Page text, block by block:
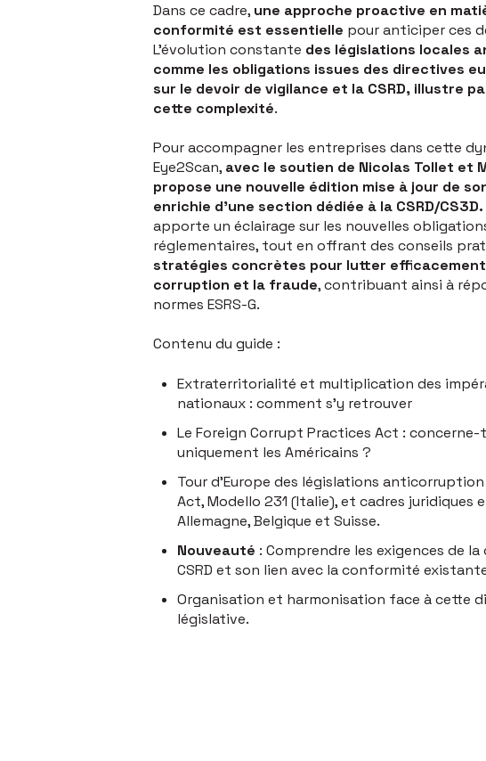
Dans ce cadre, une approche proactive en
conformité est essentielle pour anticiper ces
L’évolution constante des législations locales
comme les obligations issues des directives
sur le devoir de vigilance et la CSRD, illustre
cette complexité.
Pour accompagner les entreprises dans cette
Eye2Scan, avec le soutien de Nicolas Tollet et
propose une nouvelle édition mise à jour de
enrichie d’une section dédiée à la CSRD/CS3D.
apporte un éclairage sur les nouvelles
réglementaires, tout en offrant des conseils
stratégies concrètes pour lutter
corruption et la fraude, contribuant ainsi à
normes ESRS-G.
Contenu du guide :
Extraterritorialité et multiplication des
nationaux : comment s’y retrouver
Le Foreign Corrupt Practices Act :
uniquement les Américains ?
Tour d’Europe des législations anticorruption
Act, Modello 231 (Italie), et cadres juridiques
Allemagne, Belgique et Suisse.
Nouveauté : Comprendre les exigences de
CSRD et son lien avec la conformité
Organisation et harmonisation face à cette
législative.